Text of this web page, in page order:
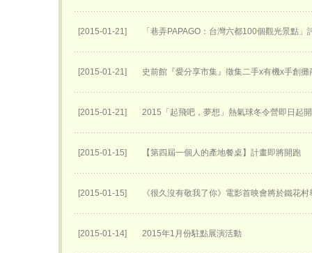
[2015-01-21] 「巷弄PAPAGO：台灣六都100個觀光景點」
[2015-01-21] 史前館『愛分享市集』徵集二手x有機x手創攤
[2015-01-21] 2015「起飛吧，夢想」熱氣球冬令營即日起
[2015-01-15] 【第四屆一個人的產地餐桌】計畫即將開跑
[2015-01-15] 《很久沒有敬我了你》電影首映會將於鐵花村
[2015-01-14] 2015年1月份駐點展演活動